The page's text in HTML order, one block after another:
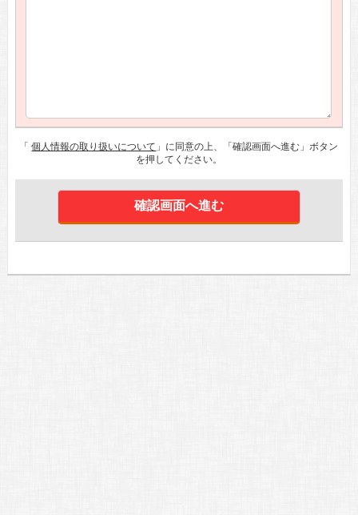
「個人情報の取り扱いについて 」に同意の上、「確認画面へ進む」ボタン
を押してください。